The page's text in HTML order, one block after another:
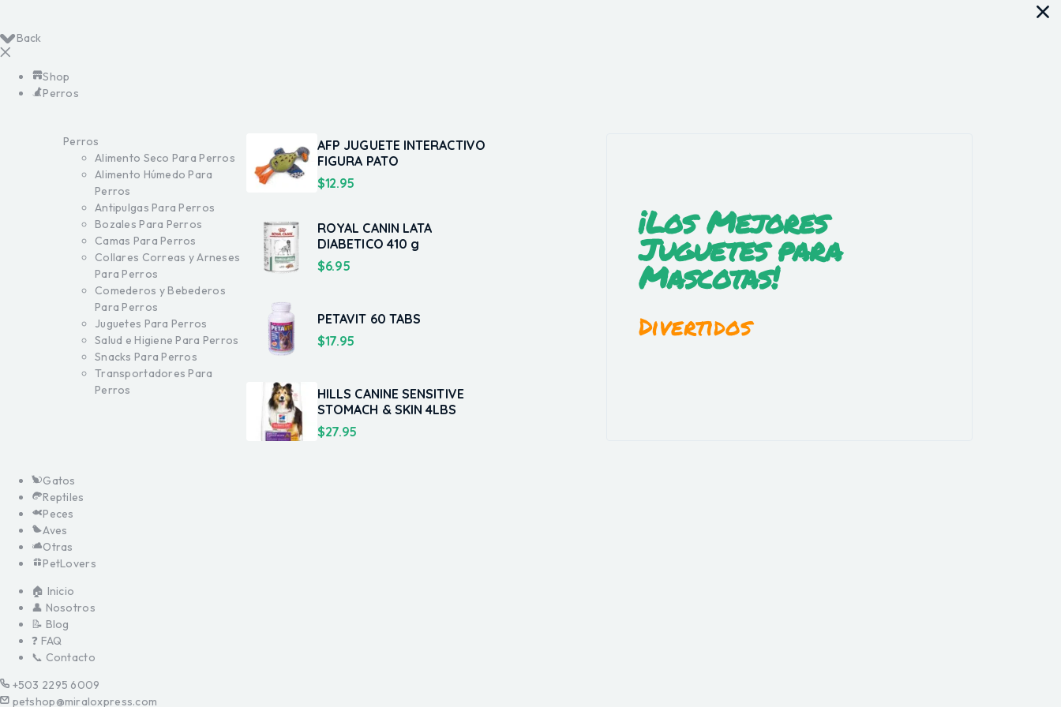
Back
Shop
Perros
Perros
Alimento Seco Para Perros
Alimento Húmedo Para
Perros
Antipulgas Para Perros
Bozales Para Perros
Camas Para Perros
Collares Correas y Arneses
Para Perros
Comederos y Bebederos
Para Perros
Juguetes Para Perros
Salud e Higiene Para Perros
Snacks Para Perros
Transportadores Para
Perros
AFP JUGUETE INTERACTIVO
FIGURA PATO
$12.95
ROYAL CANIN LATA
DIABETICO 410 g
$6.95
PETAVIT 60 TABS
$17.95
HILLS CANINE SENSITIVE
STOMACH & SKIN 4LBS
$27.95
¡Los Mejores
Juguetes para
Mascotas!
Divertidos
Gatos
Reptiles
Peces
Aves
Otras
PetLovers
🏠 Inicio
👤 Nosotros
📝 Blog
❓ FAQ
📞 Contacto
+503 2295 6009
petshop@miraloxpress.com